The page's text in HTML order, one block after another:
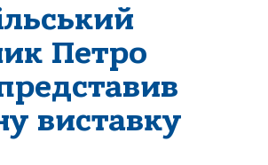
Петро
виставку